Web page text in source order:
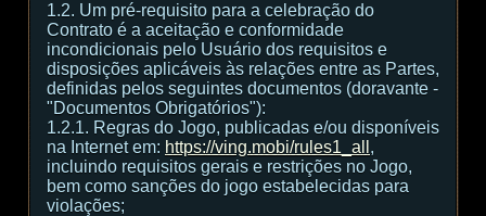
1.2. Um pré-requisito para a celebração do
Contrato é a aceitação e conformidade
incondicionais pelo Usuário dos requisitos e
disposições aplicáveis às relações entre as Partes,
definidas pelos seguintes documentos (doravante -
"Documentos Obrigatórios"):
1.2.1. Regras do Jogo, publicadas e/ou disponíveis
na Internet em: https://ving.mobi/rules1_all ,
incluindo requisitos gerais e restrições no Jogo,
bem como sanções do jogo estabelecidas para
violações;